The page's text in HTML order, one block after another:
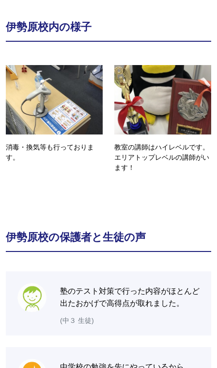
伊勢原校内の様子
消毒・換気等も行っておりま
す。
教室の講師はハイレベルです。
エリアトップレベルの講師がい
ます！
伊勢原校の保護者と生徒の声
塾のテスト対策で行った内容がほとんど
出たおかげで高得点が取れました。
(中３ 生徒)